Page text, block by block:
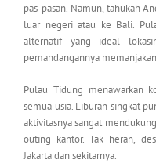
pas-pasan. Namun, tahukah
luar negeri atau ke Bali.
alternatif yang
pemandangannya
Pulau Tidung menawarkan
semua usia. Liburan singkat
aktivitasnya sangat
outing kantor. Tak heran,
Jakarta dan sekitarnya.